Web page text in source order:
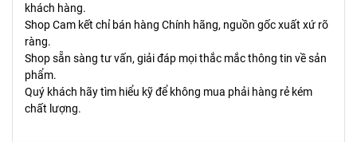
khách hàng.
Shop Cam kết chỉ bán hàng Chính hãng, nguồn gốc xuất xứ rõ
ràng.
Shop sẵn sàng tư vấn, giải đáp mọi thắc mắc thông tin về sản
phẩm.
Quý khách hãy tìm hiểu kỹ để không mua phải hàng rẻ kém
chất lượng.